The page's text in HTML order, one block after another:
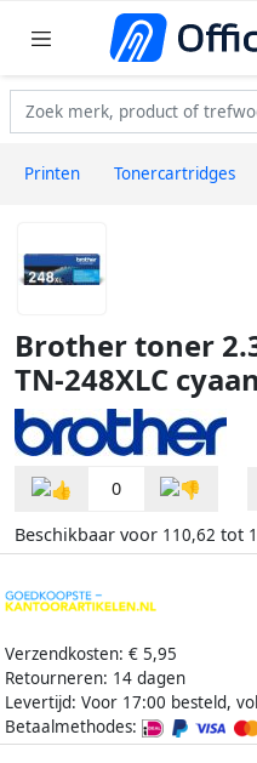
Printen Tonercartridges
Brother toner
TN-248XLC cyaan
0
Beschikbaar voor 110,62 tot
Verzendkosten: € 5,95
Retourneren: 14 dagen
Levertijd: Voor 17:00 besteld,
Betaalmethodes: